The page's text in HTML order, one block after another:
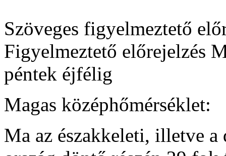
Szöveges figyelmeztető
Figyelmeztető előrejelzés
péntek éjfélig
Magas középhőmérséklet:
Ma az északkeleti, illetve